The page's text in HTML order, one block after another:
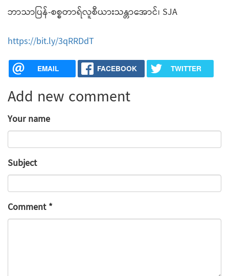
ဘာသာပြန်-စစ္စတာရ်လူစီယားသန္တာအောင်၊ SJA
https://bit.ly/3qRRDdT
EMAIL FACEBOOK TWITTER
Add new comment
Your name
Subject
Comment*